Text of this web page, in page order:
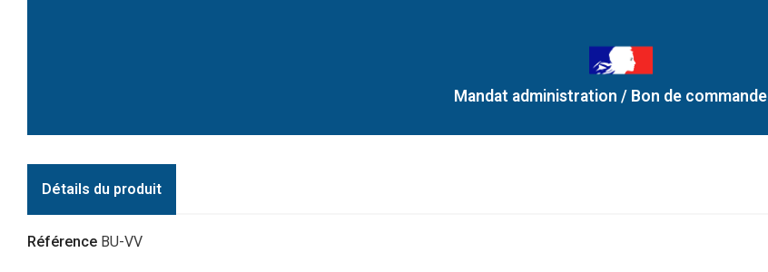
Mandat administration / Bon de commande
Détails du produit
Référence BU-VV